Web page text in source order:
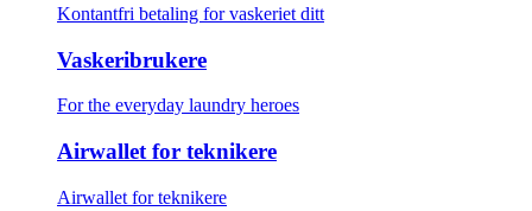
Kontantfri betaling for vaskeriet ditt
Vaskeribrukere
For the everyday laundry heroes
Airwallet for teknikere
Airwallet for teknikere